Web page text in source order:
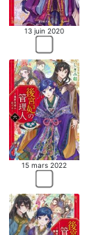
13 juin 2020
15 mars 2022